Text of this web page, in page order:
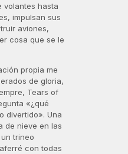
volantes hasta
impulsan sus
aviones,
cosa que se le
propia me
de gloria,
Tears of
«¿qué
divertido». Una
de nieve en las
trineo
con todas